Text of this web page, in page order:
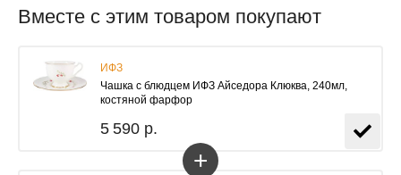
Вместе с этим товаром покупают
ИФЗ
Чашка с блюдцем ИФЗ Айседора Клюква, 240мл,
костяной фарфор
5 590 р.
+